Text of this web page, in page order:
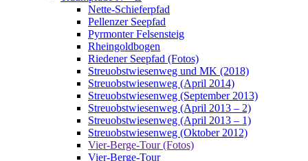
Nette-Schieferpfad
Pellenzer Seepfad
Pyrmonter Felsensteig
Rheingoldbogen
Riedener Seepfad (Fotos)
Streuobstwiesenweg und MK (2018)
Streuobstwiesenweg (April 2014)
Streuobstwiesenweg (September 2013)
Streuobstwiesenweg (April 2013 – 2)
Streuobstwiesenweg (April 2013 – 1)
Streuobstwiesenweg (Oktober 2012)
Vier-Berge-Tour (Fotos)
Vier-Berge-Tour